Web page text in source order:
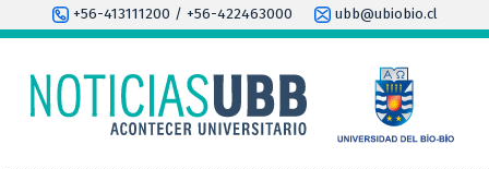
+56-413111200 / +56-422463000 ubb@ubiobio.cl